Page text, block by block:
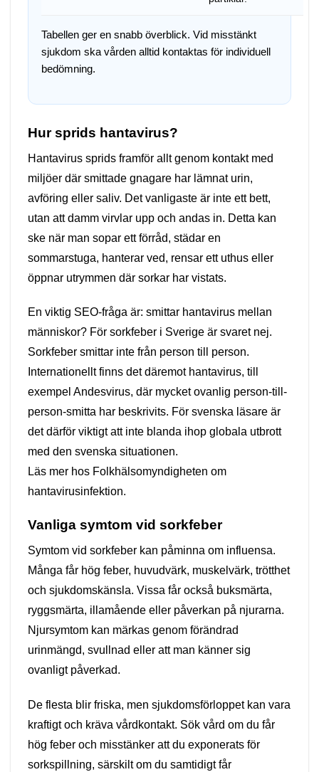
Tabellen ger en snabb överblick. Vid misstänkt
sjukdom ska vården alltid kontaktas för individuell
bedömning.
Hur sprids hantavirus?
Hantavirus sprids framför allt genom kontakt med
miljöer där smittade gnagare har lämnat urin,
avföring eller saliv. Det vanligaste är inte ett bett,
utan att damm virvlar upp och andas in. Detta kan
ske när man sopar ett förråd, städar en
sommarstuga, hanterar ved, rensar ett uthus eller
öppnar utrymmen där sorkar har vistats.
En viktig SEO-fråga är: smittar hantavirus mellan
människor? För sorkfeber i Sverige är svaret nej.
Sorkfeber smittar inte från person till person.
Internationellt finns det däremot hantavirus, till
exempel Andesvirus, där mycket ovanlig person-till-
person-smitta har beskrivits. För svenska läsare är
det därför viktigt att inte blanda ihop globala utbrott
med den svenska situationen.
Läs mer hos Folkhälsomyndigheten om
hantavirusinfektion.
Vanliga symtom vid sorkfeber
Symtom vid sorkfeber kan påminna om influensa.
Många får hög feber, huvudvärk, muskelvärk, trötthet
och sjukdomskänsla. Vissa får också buksmärta,
ryggsmärta, illamående eller påverkan på njurarna.
Njursymtom kan märkas genom förändrad
urinmängd, svullnad eller att man känner sig
ovanligt påverkad.
De flesta blir friska, men sjukdomsförloppet kan vara
kraftigt och kräva vårdkontakt. Sök vård om du får
hög feber och misstänker att du exponerats för
sorkspillning, särskilt om du samtidigt får